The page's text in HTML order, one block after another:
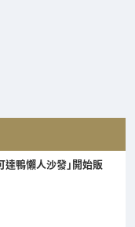
達鴨懶人沙發」開始販